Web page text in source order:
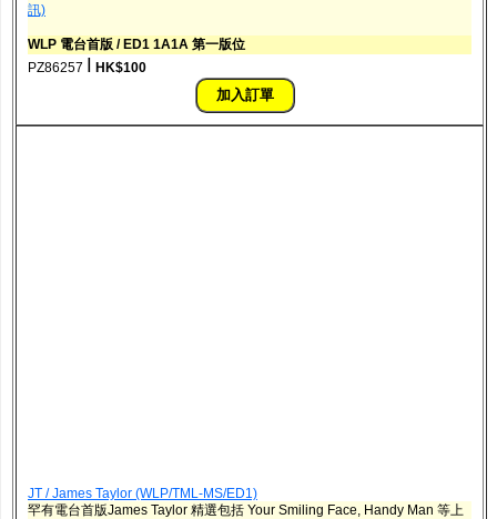
訊)
WLP 電台首版 / ED1 1A1A 第一版位
PZ86257
HK$100
JT / James Taylor (WLP/TML-MS/ED1)
罕有電台首版James Taylor 精選包括 Your Smiling Face, Handy Man 等上